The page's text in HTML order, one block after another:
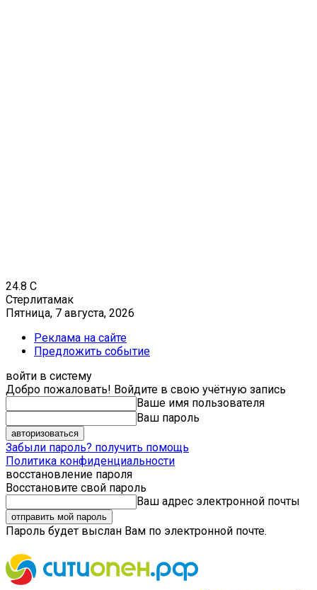
24.8 C
Стерлитамак
Пятница, 7 августа, 2026
Реклама на сайте
Предложить событие
войти в систему
Добро пожаловать! Войдите в свою учётную запись
Ваше имя пользователя
Ваш пароль
Забыли пароль? получить помощь
Политика конфиденциальности
восстановление пароля
Восстановите свой пароль
Ваш адрес электронной почты
Пароль будет выслан Вам по электронной почте.